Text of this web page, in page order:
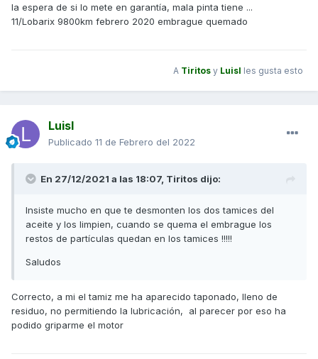
la espera de si lo mete en garantía, mala pinta tiene ...
11/Lobarix 9800km febrero 2020 embrague quemado
A Tiritos y Luisl les gusta esto
Luisl
Publicado 11 de Febrero del 2022
En 27/12/2021 a las 18:07, Tiritos dijo:
Insiste mucho en que te desmonten los dos tamices del
aceite y los limpien, cuando se quema el embrague los
restos de partículas quedan en los tamices !!!!!
Saludos
Correcto, a mi el tamiz me ha aparecido taponado, lleno de
residuo, no permitiendo la lubricación, al parecer por eso ha
podido griparme el motor